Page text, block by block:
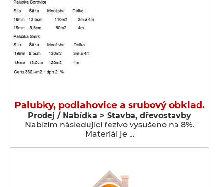
Palubky, podlahovice a srubový obklad.
Prodej / Nabídka > Stavba, dřevostavby
Nabízím následující řezivo vysušeno na 8%.
Materiál je …